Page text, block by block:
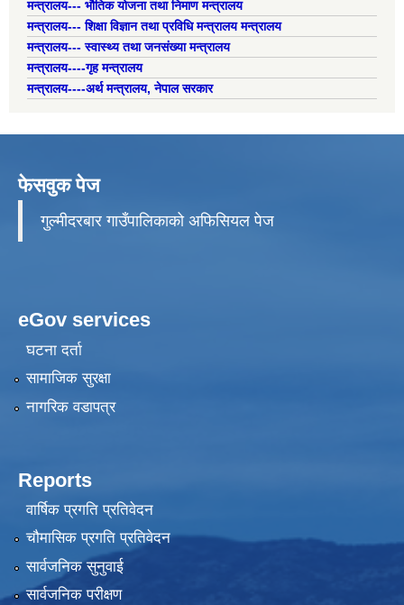
मन्त्रालय--- भौतिक योजना तथा निमाण मन्त्रालय
मन्त्रालय--- शिक्षा विज्ञान तथा प्रविधि मन्त्रालय मन्त्रालय
मन्त्रालय--- स्वास्थ्य तथा जनसंख्या मन्त्रालय
मन्त्रालय----गृह मन्त्रालय
मन्त्रालय----अर्थ मन्त्रालय, नेपाल सरकार
फेसवुक पेज
गुल्मीदरबार गाउँपालिकाको अफिसियल पेज
eGov services
घटना दर्ता
सामाजिक सुरक्षा
नागरिक वडापत्र
Reports
वार्षिक प्रगति प्रतिवेदन
चौमासिक प्रगति प्रतिवेदन
सार्वजनिक सुनुवाई
सार्वजनिक परीक्षण